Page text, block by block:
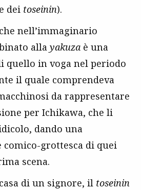
dei toseinin).
nell’immaginario
alla yakuza è una
quello in voga nel periodo
il quale comprendeva
da rappresentare
per Ichikawa, che li
dando una
comico-grottesca di quei
scena.
di un signore, il toseinin